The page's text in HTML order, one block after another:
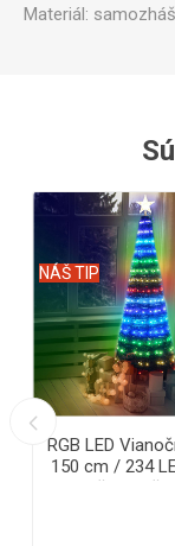
Materiál:
NÁŠ TIP
RGB LED
150 cm / 234
ovládačom a